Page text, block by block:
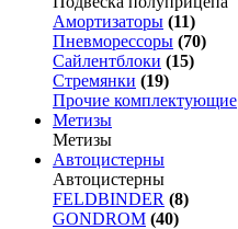
Амортизаторы (11)
Пневморессоры (70)
Сайлентблоки (15)
Стремянки (19)
Прочие комплектующие
Метизы
Метизы
Автоцистерны
Автоцистерны
FELDBINDER (8)
GONDROM (40)